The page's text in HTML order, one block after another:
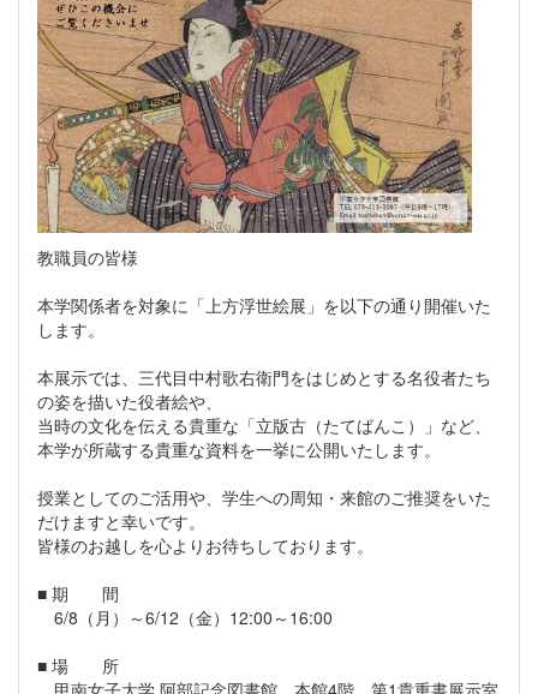
教職員の皆様
本学関係者を対象に「上方浮世絵展」を以下の通り開催いた
します。
本展示では、三代目中村歌右衛門をはじめとする名役者たち
の姿を描いた役者絵や、
当時の文化を伝える貴重な「立版古（たてばんこ）」など、
本学が所蔵する貴重な資料を一挙に公開いたします。
授業としてのご活用や、学生への周知・来館のご推奨をいた
だけますと幸いです。
皆様のお越しを心よりお待ちしております。
■ 期 間
6/8（月）～6/12（金）12:00～16:00
■ 場 所
甲南女子大学 阿部記念図書館 本館4階 第1貴重書展示室